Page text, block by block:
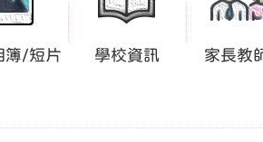
簿/短片 學校資訊 家長教